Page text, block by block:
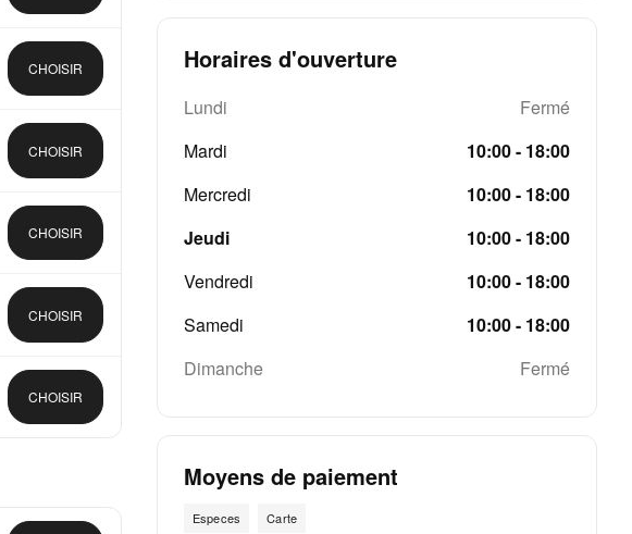
CHOISIR
CHOISIR
CHOISIR
CHOISIR
CHOISIR
Horaires d'ouverture
Lundi
Fermé
Mardi
10:00 - 18:00
Mercredi
10:00 - 18:00
Jeudi
10:00 - 18:00
Vendredi
10:00 - 18:00
Samedi
10:00 - 18:00
Dimanche
Fermé
Moyens de paiement
Especes Carte